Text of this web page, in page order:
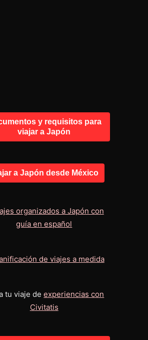
y requisitos para
viajar a Japón
a Japón desde México
tu viaje deexperiencias con
Civitatis